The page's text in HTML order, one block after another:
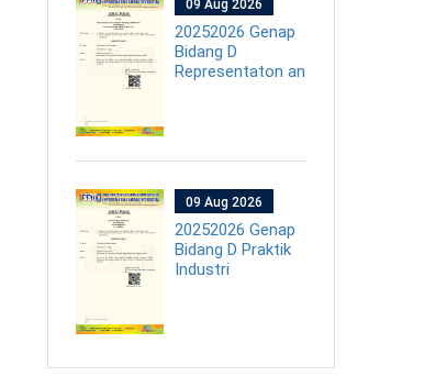
09 Aug 2026
20252026 Genap
Bidang D
Representaton an
09 Aug 2026
20252026 Genap
Bidang D Praktik
Industri